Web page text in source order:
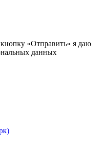
«Отправить» я даю
данных